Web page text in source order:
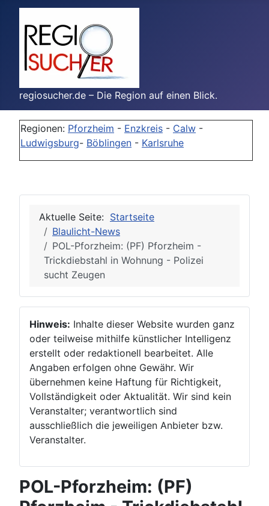
regiosucher.de – Die Region auf einen Blick.
Regionen: Pforzheim - Enzkreis - Calw -
Ludwigsburg- Böblingen - Karlsruhe
Aktuelle Seite: Startseite
Blaulicht-News
POL-Pforzheim: (PF) Pforzheim -
Trickdiebstahl in Wohnung - Polizei
sucht Zeugen
Hinweis: Inhalte dieser Website wurden ganz
oder teilweise mithilfe künstlicher Intelligenz
erstellt oder redaktionell bearbeitet. Alle
Angaben erfolgen ohne Gewähr. Wir
übernehmen keine Haftung für Richtigkeit,
Vollständigkeit oder Aktualität. Wir sind kein
Veranstalter; verantwortlich sind
ausschließlich die jeweiligen Anbieter bzw.
Veranstalter.
POL-Pforzheim: (PF)